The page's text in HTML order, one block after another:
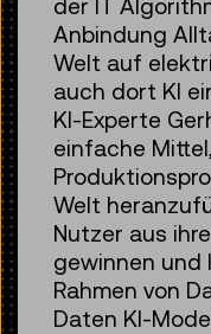
der IT
Anbindung
Welt auf
auch dort KI
KI-Experte
einfache
Welt
Nutzer aus
gewinnen und
Rahmen von
Daten KI-